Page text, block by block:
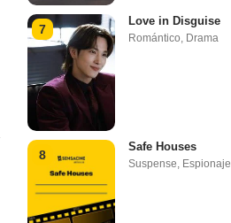
7
Love in Disguise
Romántico Drama
8
Safe Houses
Suspense Espionaje